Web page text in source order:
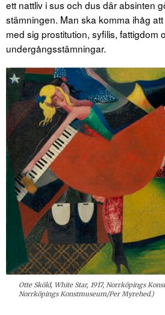
ett nattliv i sus och dus där absinten
stämningen. Man ska komma ihåg
med sig prostitution, syfilis, fattigdom
undergångsstämningar.
Otte Sköld, White Star, 1917, Norrköpings
Norrköpings Konstmuseum/Per Myrehed.)